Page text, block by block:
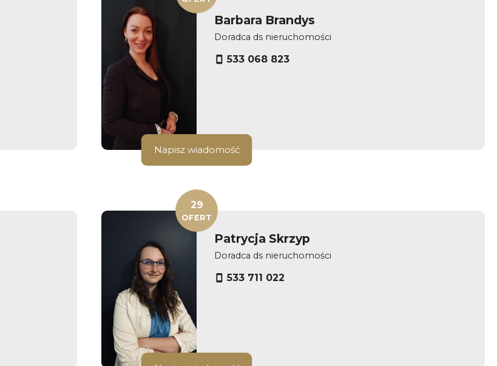
Barbara Brandys
Doradca ds nieruchomości
533 068 823
Napisz wiadomość
Patrycja Skrzyp
Doradca ds nieruchomości
533 711 022
29
OFERT